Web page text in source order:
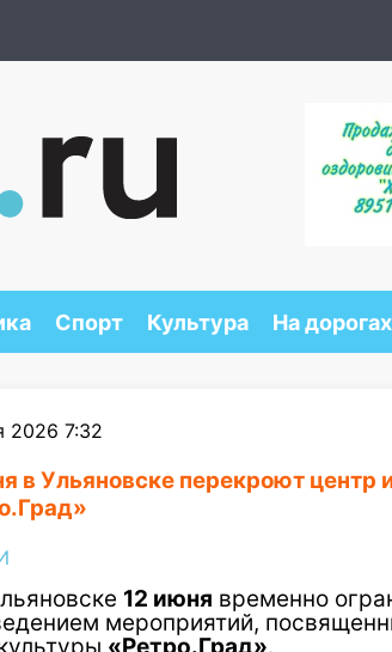
Спорт Культура На дорогах
2026 7:32
в Ульяновске перекроют центр
12 июня временно
мероприятий,